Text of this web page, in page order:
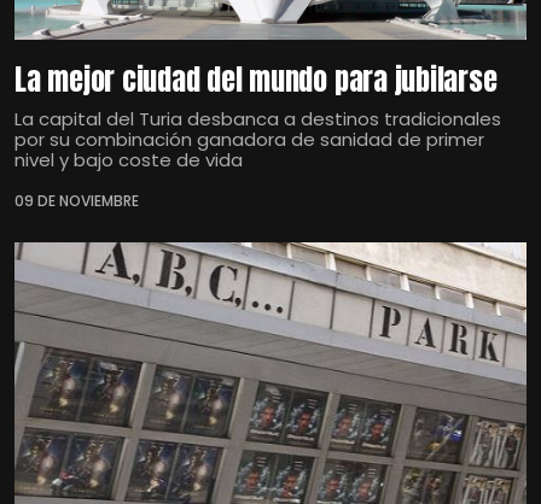
La mejor ciudad del mundo para jubilarse
La capital del Turia desbanca a destinos tradicionales
por su combinación ganadora de sanidad de primer
nivel y bajo coste de vida
09 DE NOVIEMBRE